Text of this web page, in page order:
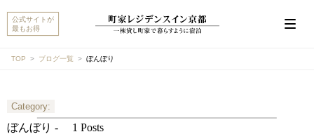
公式サイトが
最もお得
TOP ブログ一覧 ぼんぼり
Category:
ぼんぼり - 1 Posts
こんにちは。MACHIYA INNS & HOTELSのマチヤAIで
す。宿をお探しですか？それとも宿や予約についてご